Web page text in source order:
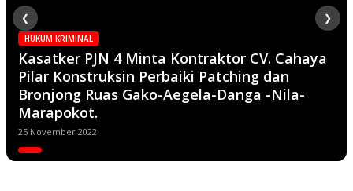
HUKUM KRIMINAL
Kasatker PJN 4 Minta Kontraktor CV. Cahaya
Pilar Konstruksin Perbaiki Patching dan
Bronjong Ruas Gako-Aegela-Danga -Nila-
Marapokot.
25 November 2022
❮ ❯